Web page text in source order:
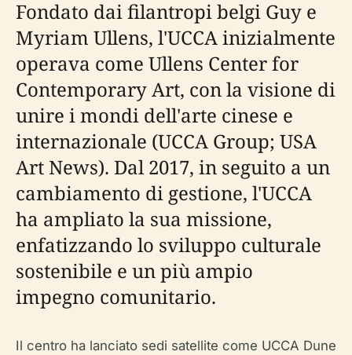
Fondato dai filantropi belgi Guy e
Myriam Ullens, l'UCCA inizialmente
operava come Ullens Center for
Contemporary Art, con la visione di
unire i mondi dell'arte cinese e
internazionale (UCCA Group; USA
Art News). Dal 2017, in seguito a un
cambiamento di gestione, l'UCCA
ha ampliato la sua missione,
enfatizzando lo sviluppo culturale
sostenibile e un più ampio
impegno comunitario.
Il centro ha lanciato sedi satellite come UCCA Dune